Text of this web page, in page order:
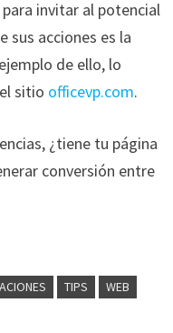
invitar al potencial
sus acciones es la
de ello, lo
sitio officevp.com.
¿tiene tu página
conversión entre
TIPS WEB